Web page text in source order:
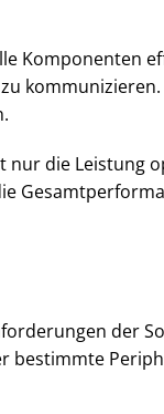
Komponenten
nur die Leistung
der
bestimmte